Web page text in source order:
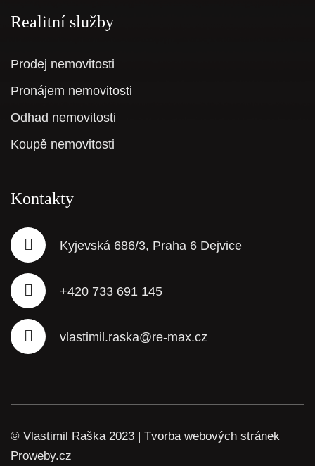
Realitní služby
Prodej nemovitosti
Pronájem nemovitosti
Odhad nemovitosti
Koupě nemovitosti
Kontakty
Kyjevská 686/3, Praha 6 Dejvice
+420 733 691 145
vlastimil.raska@re-max.cz
© Vlastimil Raška 2023 | Tvorba webových stránek
Proweby.cz